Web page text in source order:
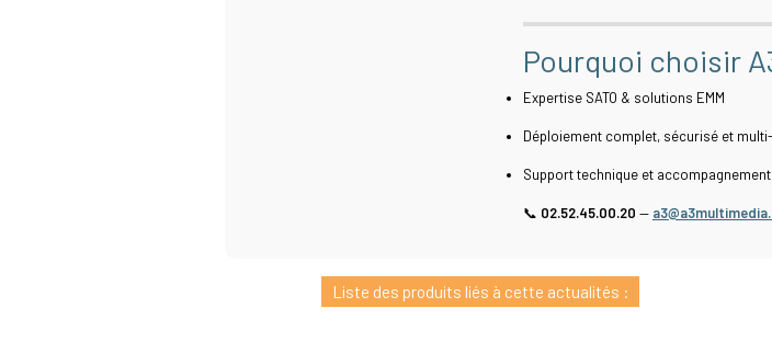
Pourquoi choisir
Expertise SATO & solutions EMM
Déploiement complet, sécurisé et
Support technique et
📞 02.52.45.00.20 —
Liste des produits liés à cette actualités :